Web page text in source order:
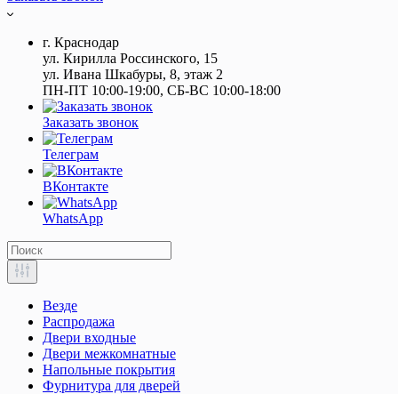
г. Краснодар
ул. Кирилла Россинского, 15
ул. Ивана Шкабуры, 8, этаж 2
ПН-ПТ 10:00-19:00, СБ-ВС 10:00-18:00
Заказать звонок
Телеграм
ВКонтакте
WhatsApp
Везде
Распродажа
Двери входные
Двери межкомнатные
Напольные покрытия
Фурнитура для дверей